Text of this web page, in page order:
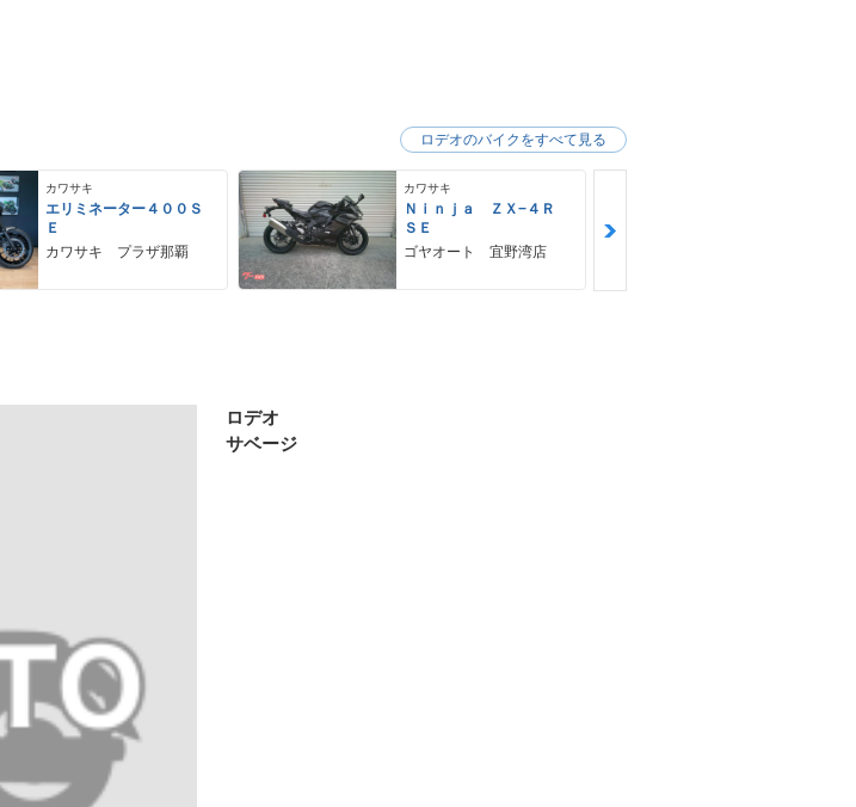
カワサキ
エリミネーター４００Ｓ
Ｅ
カワサキ プラザ那覇
カワサキ
Ｎｉｎｊａ ＺＸ−４Ｒ
ＳＥ
ゴヤオート 宜野湾店
ロデオのバイクをすべて見る
ロデオ
サベージ